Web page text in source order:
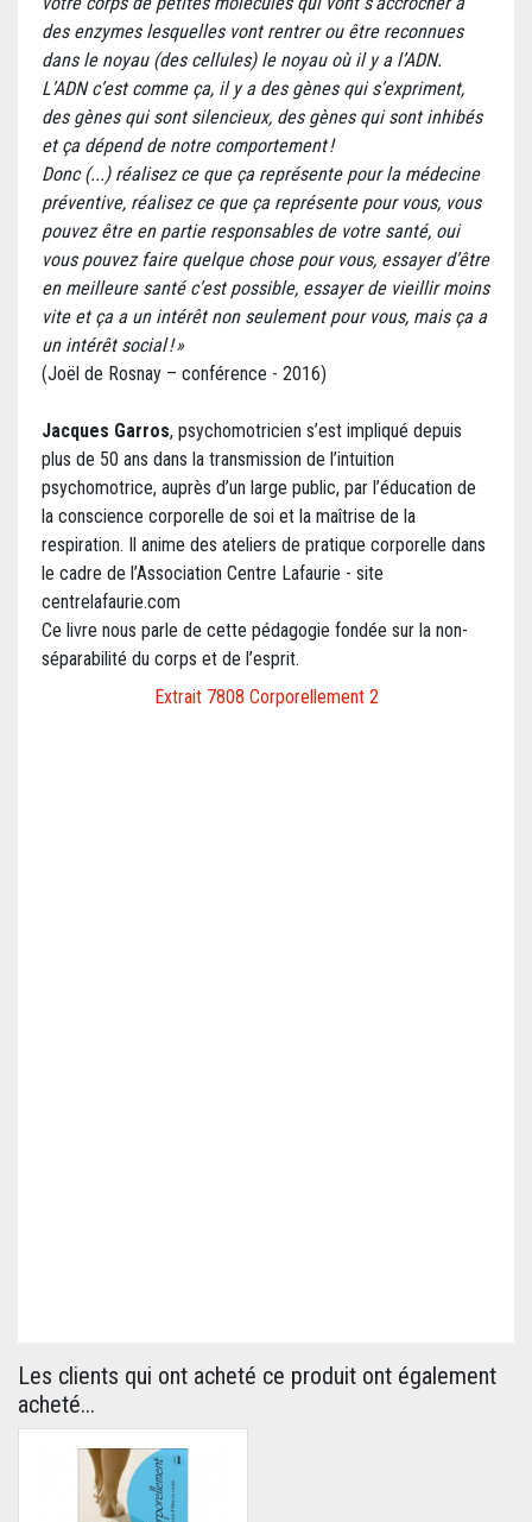
des enzymes lesquelles vont rentrer ou être reconnues
dans le noyau (des cellules) le noyau où il y a l’ADN.
L’ADN c’est comme ça, il y a des gènes qui s’expriment,
des gènes qui sont silencieux, des gènes qui sont inhibés
et ça dépend de notre comportement !
Donc (...) réalisez ce que ça représente pour la médecine
préventive, réalisez ce que ça représente pour vous, vous
pouvez être en partie responsables de votre santé, oui
vous pouvez faire quelque chose pour vous, essayer d’être
en meilleure santé c’est possible, essayer de vieillir moins
vite et ça a un intérêt non seulement pour vous, mais ça a
un intérêt social ! »
(Joël de Rosnay – conférence - 2016)
Jacques Garros, psychomotricien s’est impliqué depuis
plus de 50 ans dans la transmission de l’intuition
psychomotrice, auprès d’un large public, par l’éducation de
la conscience corporelle de soi et la maîtrise de la
respiration. Il anime des ateliers de pratique corporelle dans
le cadre de l’Association Centre Lafaurie - site
centrelafaurie.com
Ce livre nous parle de cette pédagogie fondée sur la non-
séparabilité du corps et de l’esprit.
Extrait 7808 Corporellement 2
Les clients qui ont acheté ce produit ont également
acheté...